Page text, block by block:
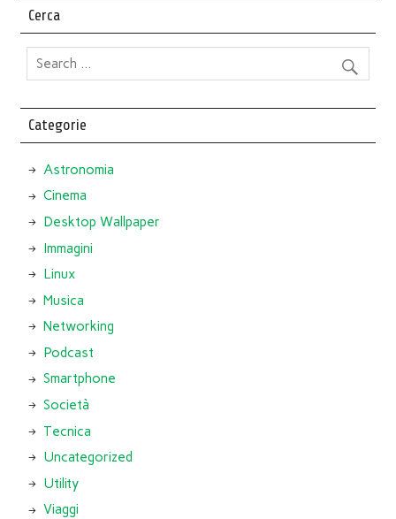
Cerca
Categorie
Astronomia
Cinema
Desktop Wallpaper
Immagini
Linux
Musica
Networking
Podcast
Smartphone
Società
Tecnica
Uncategorized
Utility
Viaggi